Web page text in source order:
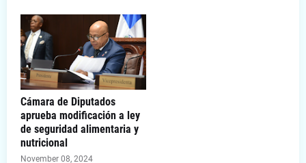
Cámara de Diputados
aprueba modificación a ley
de seguridad alimentaria y
nutricional
November 08, 2024